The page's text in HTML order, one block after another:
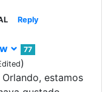
Reply
77
)
estamos